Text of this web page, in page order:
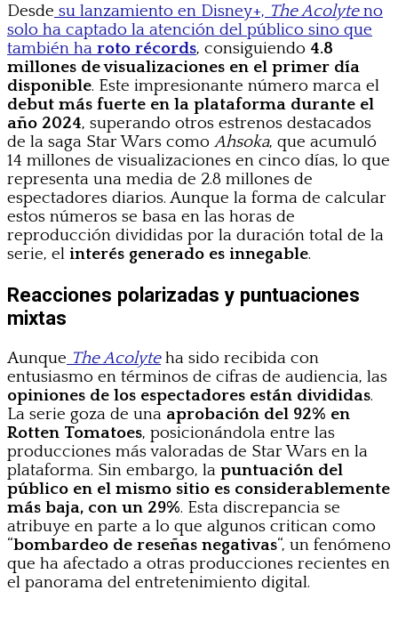
Desde su lanzamiento en Disney+, The Acolyteno
solo ha captado la atención del público sino que
también ha roto récords, consiguiendo 4.8
millones de visualizaciones en el primer día
disponible. Este impresionante número marca el
debut más fuerte en la plataforma durante el
año 2024, superando otros estrenos destacados
de la saga Star Wars comoAhsoka, que acumuló
14 millones de visualizaciones en cinco días, lo que
representa una media de 2.8 millones de
espectadores diarios. Aunque la forma de calcular
estos números se basa en las horas de
reproducción divididas por la duración total de la
serie, el interés generado es innegable.
Reacciones polarizadas y puntuaciones
mixtas
Aunque The Acolyteha sido recibida con
entusiasmo en términos de cifras de audiencia, las
opiniones de los espectadores están divididas.
La serie goza de una aprobación del 92% en
Rotten Tomatoes, posicionándola entre las
producciones más valoradas de Star Wars en la
plataforma. Sin embargo, la puntuación del
público en el mismo sitio es considerablemente
más baja, con un 29%. Esta discrepancia se
atribuye en parte a lo que algunos critican como
“bombardeo de reseñas negativas“, un fenómeno
que ha afectado a otras producciones recientes en
el panorama del entretenimiento digital.